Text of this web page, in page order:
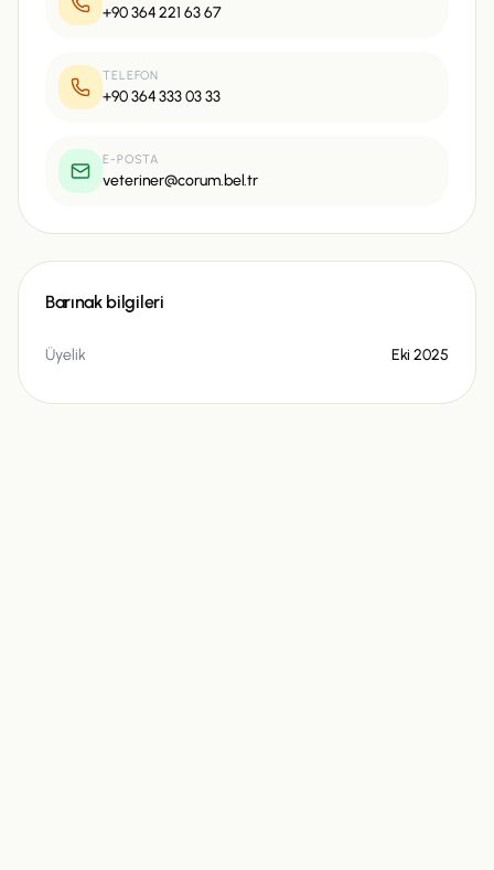
+90 364 221 63 67
TELEFON
+90 364 333 03 33
E-POSTA
veteriner@corum.bel.tr
Barınak bilgileri
Üyelik Eki 2025